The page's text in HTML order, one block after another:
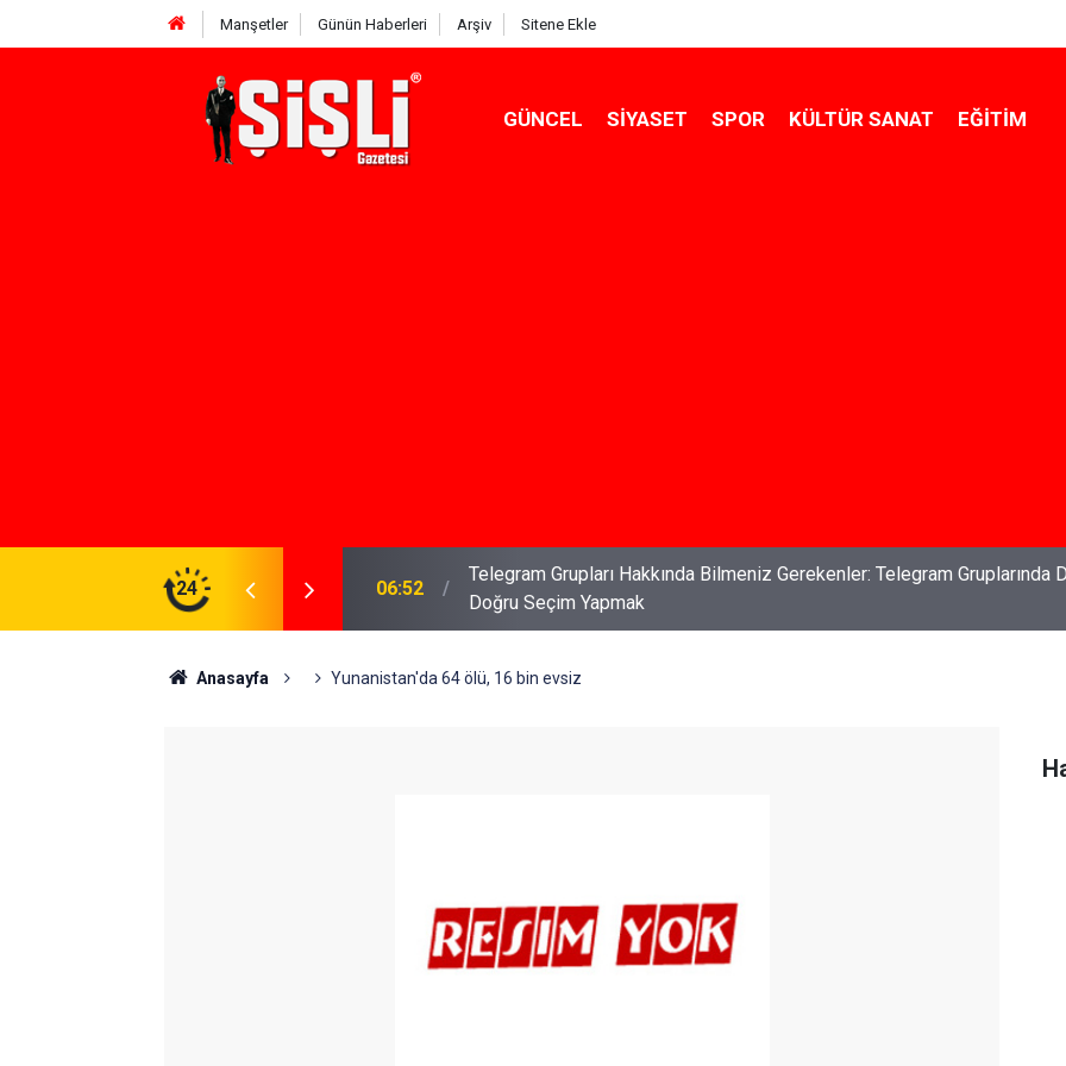
Manşetler Günün Haberleri Arşiv Sitene Ekle
GÜNCEL SIYASET SPOR KÜLTÜR SANAT EĞITIM
24
Gerekenler: Telegram Gruplarında Daha
04:43 İş Davaları: Haklarınızı Bilmek ve Koruma Altına Almak
Anasayfa Yunanistan'da 64 ölü, 16 bin evsiz